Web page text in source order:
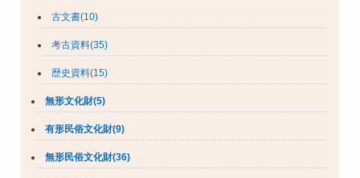
古文書(10)
考古資料(35)
歴史資料(15)
無形文化財(5)
有形民俗文化財(9)
無形民俗文化財(36)